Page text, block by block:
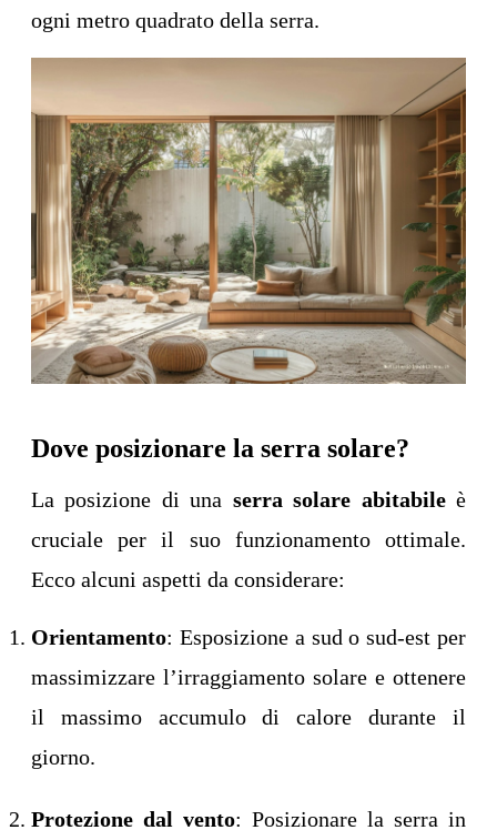
ogni metro quadrato della serra.
Dove posizionare la serra solare?
La posizione di una serra solare abitabileè
cruciale per il suo funzionamento ottimale.
Ecco alcuni aspetti da considerare:
Orientamento: Esposizione a sud o sud-est per
massimizzare l’irraggiamento solare e ottenere
il massimo accumulo di calore durante il
giorno.
Protezione dal vento: Posizionare la serra in